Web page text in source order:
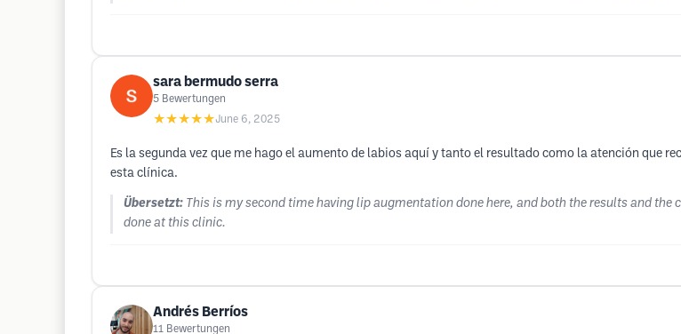
sara bermudo serra
5 Bewertungen
★★★★★June 6, 2025
Es la segunda vez que me hago el aumento de labios aquí y tanto el resultado como la atención que
esta clínica.
Übersetzt: This is my second time having lip augmentation done here, and both the results and
done at this clinic.
Andrés Berríos
11 Bewertungen